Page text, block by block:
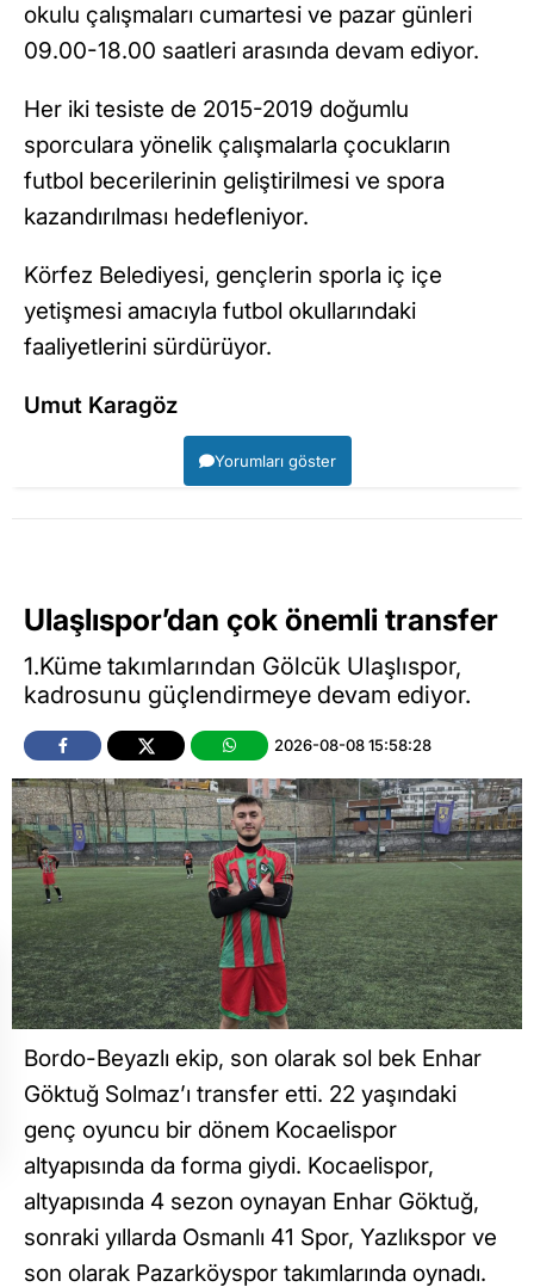
okulu çalışmaları cumartesi ve pazar günleri
09.00-18.00 saatleri arasında devam ediyor.
Her iki tesiste de 2015-2019 doğumlu
sporculara yönelik çalışmalarla çocukların
futbol becerilerinin geliştirilmesi ve spora
kazandırılması hedefleniyor.
Körfez Belediyesi, gençlerin sporla iç içe
yetişmesi amacıyla futbol okullarındaki
faaliyetlerini sürdürüyor.
Umut Karagöz
Yorumları göster
Ulaşlıspor’dan çok önemli transfer
1.Küme takımlarından Gölcük Ulaşlıspor,
kadrosunu güçlendirmeye devam ediyor.
2026-08-08 15:58:28
Bordo-Beyazlı ekip, son olarak sol bek Enhar
Göktuğ Solmaz’ı transfer etti. 22 yaşındaki
genç oyuncu bir dönem Kocaelispor
altyapısında da forma giydi. Kocaelispor,
altyapısında 4 sezon oynayan Enhar Göktuğ,
sonraki yıllarda Osmanlı 41 Spor, Yazlıkspor ve
son olarak Pazarköyspor takımlarında oynadı.